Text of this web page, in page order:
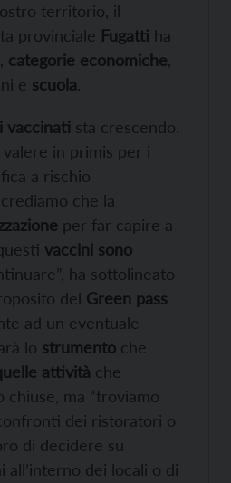
territorio, il
provinciale Fugatti ha
, categorie economiche,
e scuola.
vaccinati sta crescendo.
valere in primis per i
a rischio
che la
per far capire a
vaccini sono
ha sottolineato
del Green pass
ad un eventuale
lo strumento che
attività che
ma “troviamo
dei ristoratori o
di decidere su
all’interno dei locali o di